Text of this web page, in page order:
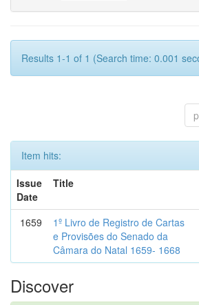
Results 1-1 of 1 (Search time: 0.001
Item hits:
Issue
Date
Title
1659
1º Livro de Registro de Cartas
e Provisões do Senado da
Câmara do Natal 1659- 1668
Discover